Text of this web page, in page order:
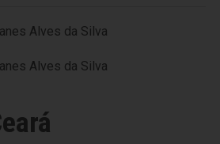
Alves da Silva
Alves da Silva